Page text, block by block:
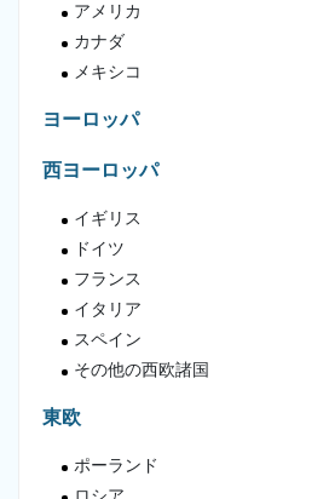
アメリカ
カナダ
メキシコ
ヨーロッパ
西ヨーロッパ
イギリス
ドイツ
フランス
イタリア
スペイン
その他の西欧諸国
東欧
ポーランド